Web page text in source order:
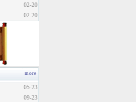
02-20
02-20
more
05-23
09-23